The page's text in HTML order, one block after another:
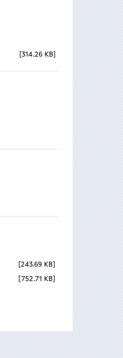
314.26 KB
243.69 KB
752.71 KB